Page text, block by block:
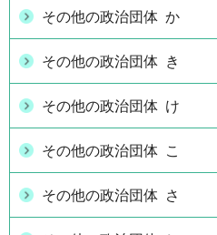
その他の政治団体 か
その他の政治団体 き
その他の政治団体 け
その他の政治団体 こ
その他の政治団体 さ